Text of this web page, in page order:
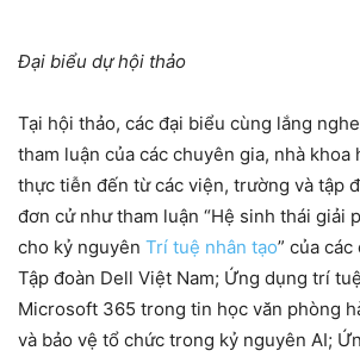
Đại biểu dự hội thảo
Tại hội thảo, các đại biểu cùng lắng
tham luận của các chuyên gia, nhà khoa
thực tiễn đến từ các viện, trường và tập
đơn cử như tham luận “Hệ sinh thái giải
cho kỷ nguyên Trí tuệ nhân tạo” của
Tập đoàn Dell Việt Nam; Ứng dụng trí
Microsoft 365 trong tin học văn phòng
và bảo vệ tổ chức trong kỷ nguyên AI;